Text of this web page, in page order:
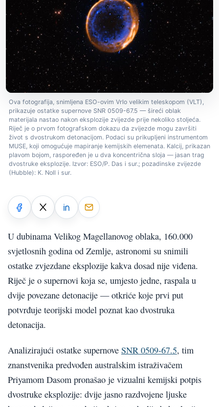
Ova fotografija, snimljena ESO-ovim Vrlo velikim teleskopom (VLT),
prikazuje ostatke supernove SNR 0509-67.5 — šireći oblak
materijala nastao nakon eksplozije zvijezde prije nekoliko stoljeća.
Riječ je o prvom fotografskom dokazu da zvijezde mogu završiti
život s dvostrukom detonacijom. Podaci su prikupljeni instrumentom
MUSE, koji omogućuje mapiranje kemijskih elemenata. Kalcij, prikazan
plavom bojom, raspoređen je u dva koncentrična sloja — jasan trag
dvostruke eksplozije. Izvor: ESO/P. Das i sur.; pozadinske zvijezde
(Hubble): K. Noll i sur.
U dubinama Velikog Magellanovog oblaka, 160.000
svjetlosnih godina od Zemlje, astronomi su snimili
ostatke zvjezdane eksplozije kakva dosad nije viđena.
Riječ je o supernovi koja se, umjesto jedne, raspala u
dvije povezane detonacije — otkriće koje prvi put
potvrđuje teorijski model poznat kao dvostruka
detonacija.
Analizirajući ostatke supernove SNR 0509-67.5, tim
znanstvenika predvođen australskim istraživačem
Priyamom Dasom pronašao je vizualni kemijski potpis
dvostruke eksplozije: dvije jasno razdvojene ljuske